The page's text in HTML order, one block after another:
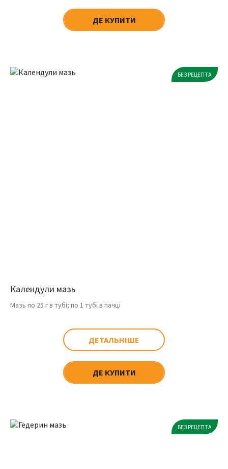
ДЕ КУПИТИ
БЕЗ РЕЦЕПТА
Календули мазь
Мазь по 25 г в тубі; по 1 тубі в пачці
ДЕТАЛЬНІШЕ
ДЕ КУПИТИ
БЕЗ РЕЦЕПТА